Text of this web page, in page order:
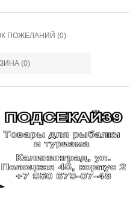
ПОЖЕЛАНИЙ (0)
(0)